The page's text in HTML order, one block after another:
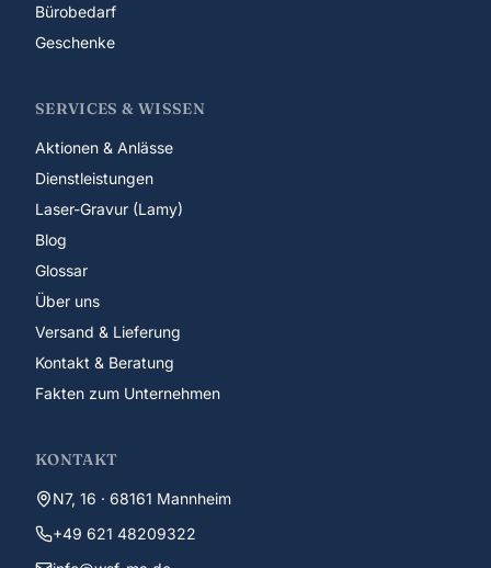
Bürobedarf
Geschenke
SERVICES & WISSEN
Aktionen & Anlässe
Dienstleistungen
Laser-Gravur (Lamy)
Blog
Glossar
Über uns
Versand & Lieferung
Kontakt & Beratung
Fakten zum Unternehmen
KONTAKT
N7, 16 · 68161 Mannheim
+49 621 48209322